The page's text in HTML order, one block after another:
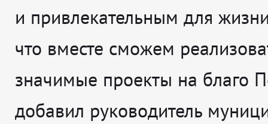
и привлекательным для
что вместе сможем
значимые проекты на благо
добавил руководитель